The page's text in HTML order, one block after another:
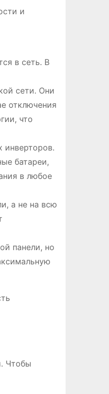
и
в сеть. В
сети. Они
отключения
что
инверторов.
батареи,
в любое
а не на всю
панели, но
Чтобы